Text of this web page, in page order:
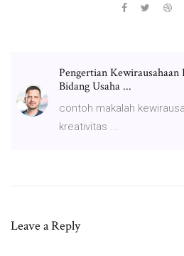
Pengertian
Bidang Usaha ...
contoh makalah
kreativitas ...
Leave a Reply